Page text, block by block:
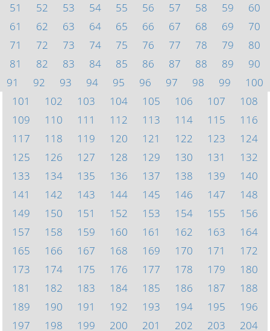
51
52 53 54 55 56 57 58 59
60
61
62 63 64 65 66 67 68 69
70
71
72 73 74 75 76 77 78 79
80
81
82 83 84 85 86 87 88 89
90
91
92 93 94 95 96 97 98 99
100
101
102 103 104 105 106 107
108
109
110 111 112 113 114 115
116
117
118 119 120 121 122 123
124
125
126 127 128 129 130 131
132
133
134 135 136 137 138 139
140
141
142 143 144 145 146 147
148
149
150 151 152 153 154 155
156
157
158 159 160 161 162 163
164
165
166 167 168 169 170 171
172
173
174 175 176 177 178 179
180
181
182 183 184 185 186 187
188
189
190 191 192 193 194 195
196
197
198 199 200 201 202 203
204